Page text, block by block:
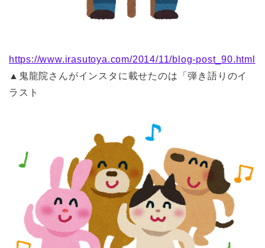
https://www.irasutoya.com/2014/11/blog-post_90.html
▲鬼龍院さんがインスタに載せたのは「弾き語りのイ
ラスト